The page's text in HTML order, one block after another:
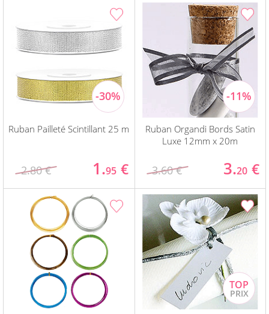
Ruban Pailleté Scintillant 25 m
2.80 € 1.95 €
Ruban Organdi Bords Satin
Luxe 12mm x 20m
3.60 € 3.20 €